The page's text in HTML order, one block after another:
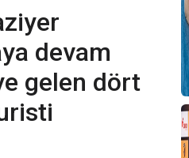
devam
gelen dört